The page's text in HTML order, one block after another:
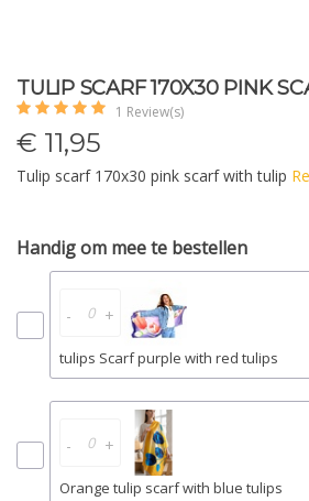
TULIP SCARF 170X30 PINK
1 Review(s)
€ 11,95
Tulip scarf 170x30 pink scarf with tulip
Handig om mee te bestellen
- +
tulips Scarf purple with red tulips
- +
Orange tulip scarf with blue tulips